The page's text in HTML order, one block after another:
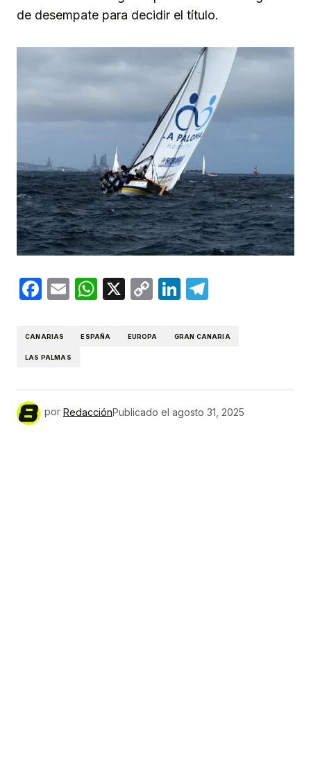
de desempate para decidir el título.
Facebook
EmailWhatsApp
X
CopyLinkedIn
CANARIAS ESPAÑA EUROPA GRAN CANARIA
LAS PALMAS
por RedacciónPublicado el agosto 31, 2025